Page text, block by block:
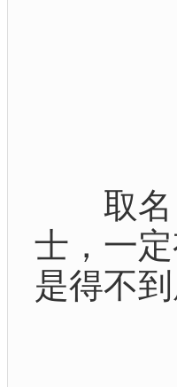
取名「
士，一
是得不